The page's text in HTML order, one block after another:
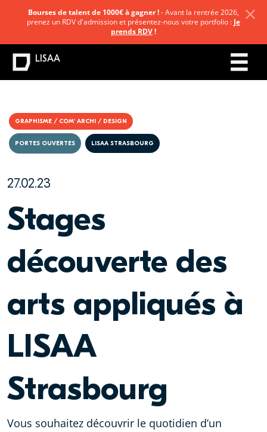
GRAPHISME / COM' ARCHI / DESIGN
27.02.23
PORTES OUVERTES LISAA STRASBOURG
Stages
découverte des
arts appliqués à
LISAA
Strasbourg
Vous souhaitez découvrir le quotidien d’un
Bourses de talent de 1000€ à gagner !- Avant la rentrée 2026,
prenez un RDV d'admission et présentez-nous votre portfolio : Je
prends RDV!
LISAA